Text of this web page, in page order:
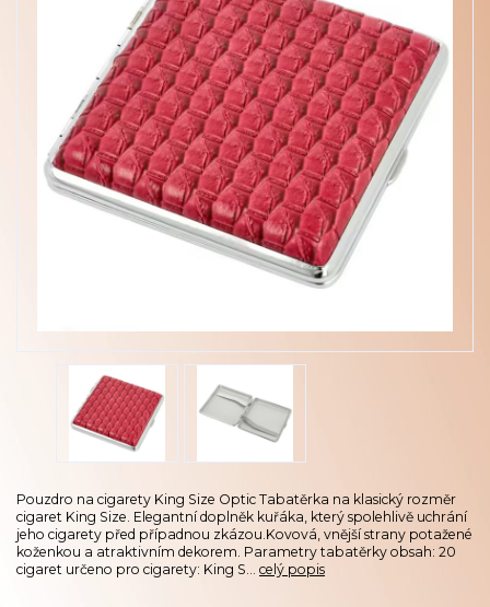
Pouzdro na cigarety King Size Optic Tabatěrka na klasický rozměr
cigaret King Size. Elegantní doplněk kuřáka, který spolehlivě uchrání
jeho cigarety před případnou zkázou.Kovová, vnější strany potažené
koženkou a atraktivním dekorem. Parametry tabatěrky obsah: 20
cigaret určeno pro cigarety: King S... celý popis